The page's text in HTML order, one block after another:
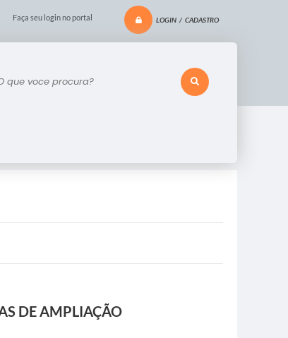
Faça seu login no portal LOGIN / CADASTRO
DE AMPLIAÇÃO